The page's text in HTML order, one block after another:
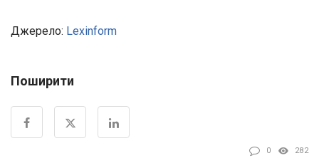
Джерело: Lexinform
Поширити
0 282